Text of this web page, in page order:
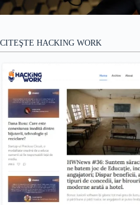
CITEŞTE HACKING WORK